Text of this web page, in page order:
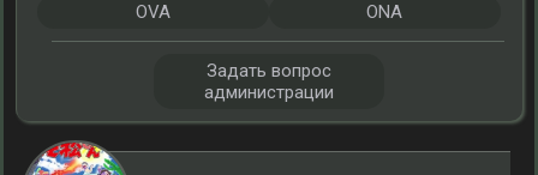
OVA
ONA
Задать вопрос
администрации